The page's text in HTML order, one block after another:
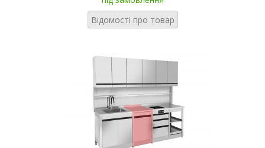
Відомості про товар